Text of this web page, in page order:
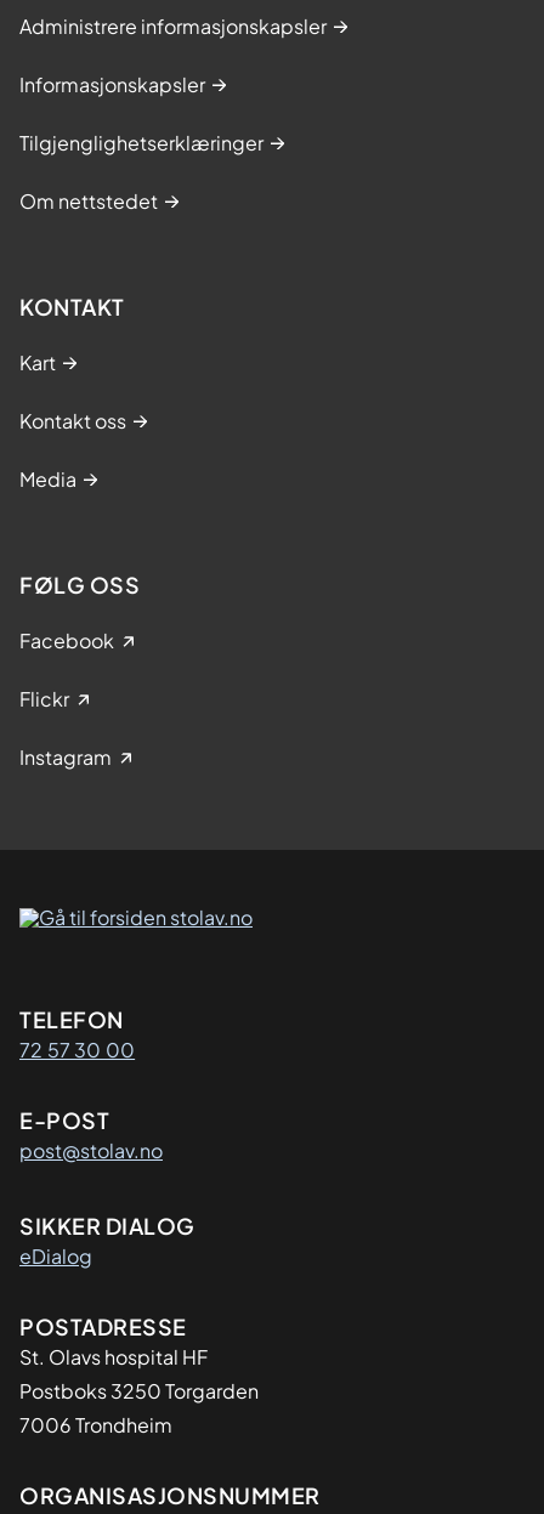
Administrere informasjonskapsler
Informasjonskapsler
Tilgjenglighetserklæringer
Om nettstedet
KONTAKT
Kart
Kontakt oss
Media
FØLG OSS
Facebook
Flickr
Instagram
Kontaktinformasjon
TELEFON
72 57 30 00
E-POST
post@stolav.no
SIKKER DIALOG
eDialog
Adresse
POSTADRESSE
St. Olavs hospital HF
Postboks 3250 Torgarden
7006 Trondheim
Organisasjon
ORGANISASJONSNUMMER